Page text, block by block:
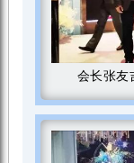
会长张友